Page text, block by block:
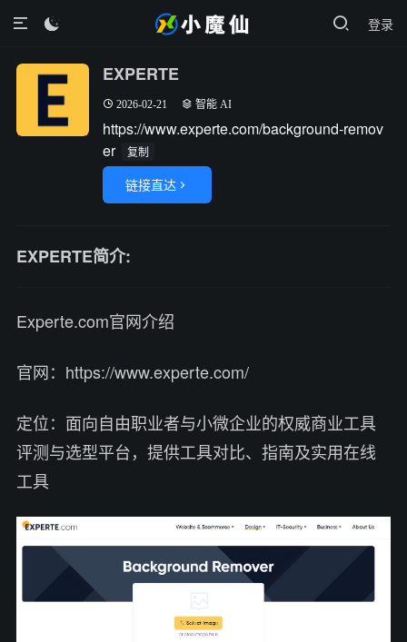
登录

EXPERTE
2026-02-21 智能 AI
https://www.experte.com/background-remov
er
复制
链接直达 
EXPERTE简介:
Experte.com官网介绍
官网：https://www.experte.com/
定位：面向自由职业者与小微企业的权威商业工具
评测与选型平台，提供工具对比、指南及实用在线
工具